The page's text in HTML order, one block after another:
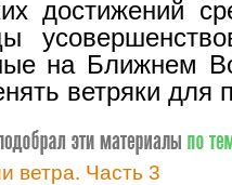
достижений
на Ближнем
ветряки для
ветра. Часть 3